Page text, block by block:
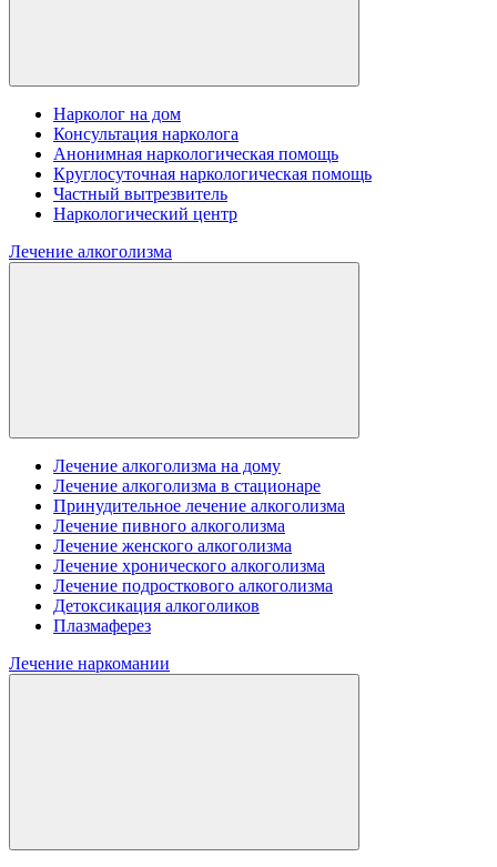
Нарколог на дом
Консультация нарколога
Анонимная наркологическая помощь
Круглосуточная наркологическая помощь
Частный вытрезвитель
Наркологический центр
Лечение алкоголизма
Лечение алкоголизма на дому
Лечение алкоголизма в стационаре
Принудительное лечение алкоголизма
Лечение пивного алкоголизма
Лечение женского алкоголизма
Лечение хронического алкоголизма
Лечение подросткового алкоголизма
Детоксикация алкоголиков
Плазмаферез
Лечение наркомании